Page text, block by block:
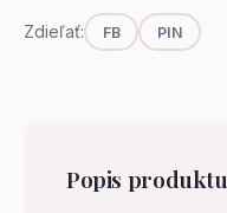
Zdieľať: FB PIN
Popis produktu